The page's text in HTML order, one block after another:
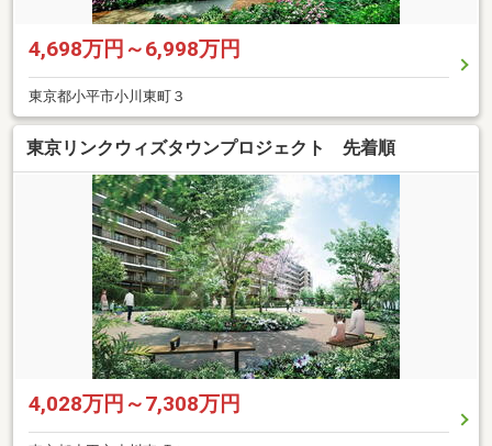
4,698万円～6,998万円
東京都小平市小川東町３
東京リンクウィズタウンプロジェクト 先着順
4,028万円～7,308万円